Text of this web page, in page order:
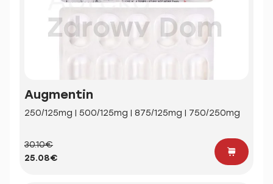
Augmentin
250/125mg | 500/125mg | 875/125mg | 750/250mg
30.10€
25.08€